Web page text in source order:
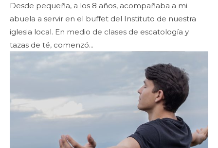
Desde pequeña, a los 8 años, acompañaba a mi
abuela a servir en el buffet del Instituto de nuestra
iglesia local. En medio de clases de escatología y
tazas de té, comenzó...